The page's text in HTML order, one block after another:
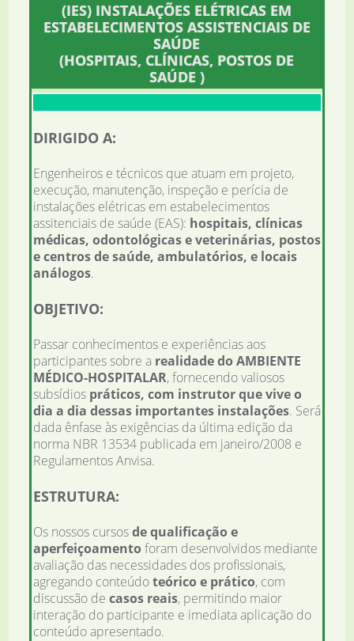
(IES) INSTALAÇÕES ELÉTRICAS EM
ESTABELECIMENTOS ASSISTENCIAIS DE
SAÚDE
(HOSPITAIS, CLÍNICAS, POSTOS DE
SAÚDE )
DIRIGIDO A:
Engenheiros e técnicos que atuam em projeto,
execução, manutenção, inspeção e perícia de
instalações elétricas em estabelecimentos
assitenciais de saúde (EAS): hospitais, clínicas
médicas, odontológicas e veterinárias, postos
e centros de saúde, ambulatórios, e locais
análogos.
OBJETIVO:
Passar conhecimentos e experiências aos
participantes sobre a realidade do AMBIENTE
MÉDICO-HOSPITALAR, fornecendo valiosos
subsídios práticos, com instrutor que vive o
dia a dia dessas importantes instalações. Será
dada ênfase às exigências da última edição da
norma NBR 13534 publicada em janeiro/2008 e
Regulamentos Anvisa.
ESTRUTURA:
Os nossos cursosde qualificação e
aperfeiçoamentoforam desenvolvidos mediante
avaliação das necessidades dos profissionais,
agregando conteúdoteórico e prático, com
discussão de casos reais, permitindo maior
interação do participante e imediata aplicação do
conteúdo apresentado.